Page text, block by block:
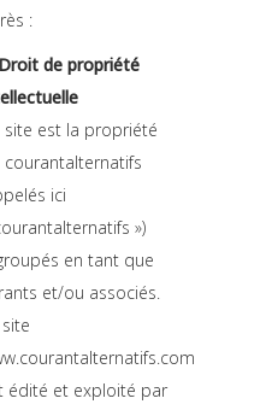
:
de propriété
site est la propriété
courantalternatifs
ici
»)
en tant que
et/ou associés.
édité et exploité par